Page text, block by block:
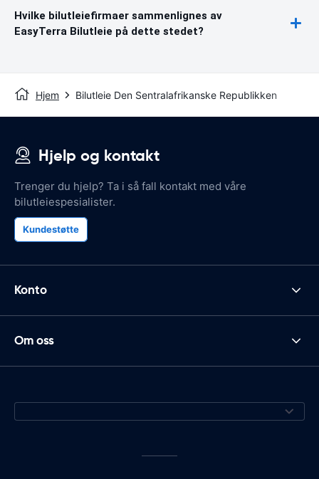
Hvilke bilutleiefirmaer sammenlignes av
EasyTerra Bilutleie på dette stedet?
Hjem Bilutleie Den Sentralafrikanske Republikken
Hjelp og kontakt
Trenger du hjelp? Ta i så fall kontakt med våre
bilutleiespesialister.
Kundestøtte
Konto
Om oss